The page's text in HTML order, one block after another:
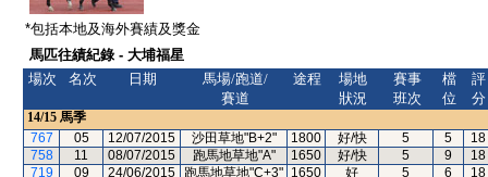
*包括本地及海外賽績及獎金
馬匹往績紀錄 - 大埔福星
場次
名次 日期
馬場/跑道/
賽道
途程
場地
狀況
賽事
班次
檔
位
評
分
14/15 馬季
767
05 12/07/2015 沙田草地"B+2" 1800 好/快 5 5
18
758
11 08/07/2015 跑馬地草地"A" 1650 好/快 5 9
18
719
09 24/06/2015 跑馬地草地"C+3" 1650 好 5 6
18